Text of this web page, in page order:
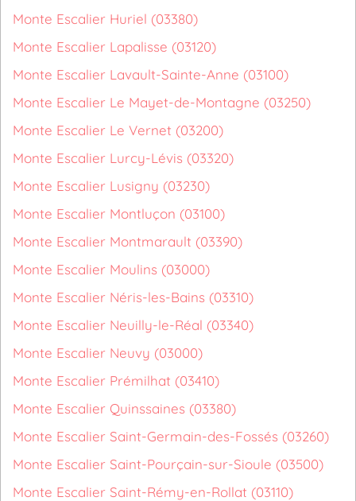
Monte Escalier Huriel (03380)
Monte Escalier Lapalisse (03120)
Monte Escalier Lavault-Sainte-Anne (03100)
Monte Escalier Le Mayet-de-Montagne (03250)
Monte Escalier Le Vernet (03200)
Monte Escalier Lurcy-Lévis (03320)
Monte Escalier Lusigny (03230)
Monte Escalier Montluçon (03100)
Monte Escalier Montmarault (03390)
Monte Escalier Moulins (03000)
Monte Escalier Néris-les-Bains (03310)
Monte Escalier Neuilly-le-Réal (03340)
Monte Escalier Neuvy (03000)
Monte Escalier Prémilhat (03410)
Monte Escalier Quinssaines (03380)
Monte Escalier Saint-Germain-des-Fossés (03260)
Monte Escalier Saint-Pourçain-sur-Sioule (03500)
Monte Escalier Saint-Rémy-en-Rollat (03110)